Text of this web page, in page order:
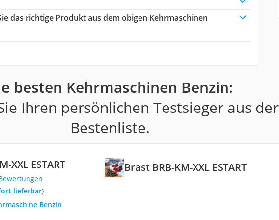
das richtige Produkt aus dem obigen Kehrmaschinen
besten Kehrmaschinen Benzin:
Ihren persönlichen Testsieger aus der
Bestenliste.
Brast BRB-KM-XXL ESTART
XXL ESTART
lieferbar)
Benzin